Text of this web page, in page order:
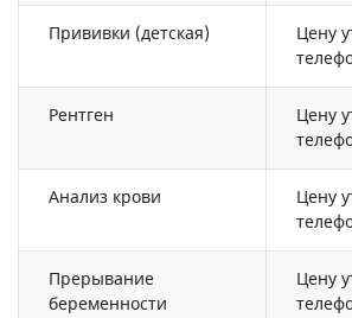
Прививки (детская)
Цену
Рентген
Цену
Анализ крови
Цену
Прерывание
беременности
Цену